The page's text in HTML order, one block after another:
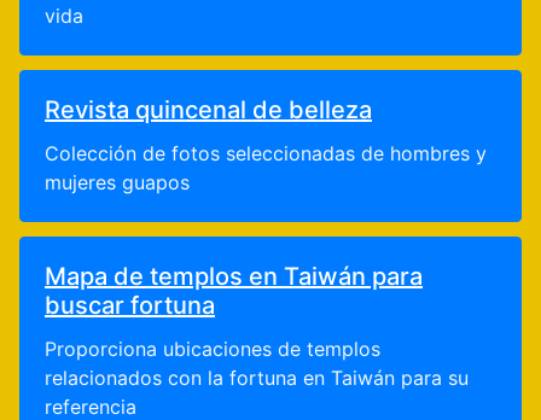
vida
Revista quincenal de belleza
Colección de fotos seleccionadas de hombres y
mujeres guapos
Mapa de templos en Taiwán para
buscar fortuna
Proporciona ubicaciones de templos
relacionados con la fortuna en Taiwán para su
referencia